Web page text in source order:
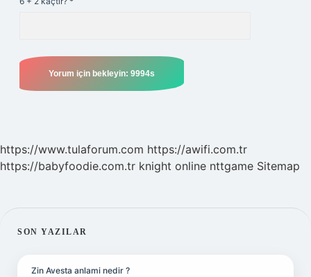
https://www.tulaforum.com https://awifi.com.tr
https://babyfoodie.com.tr knight online nttgame Sitemap
SIDEBAR
SON YAZILAR
Zin Avesta anlami nedir ?